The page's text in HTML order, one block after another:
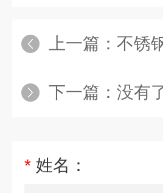
上一篇： 不锈
下一篇：没有
* 姓名：